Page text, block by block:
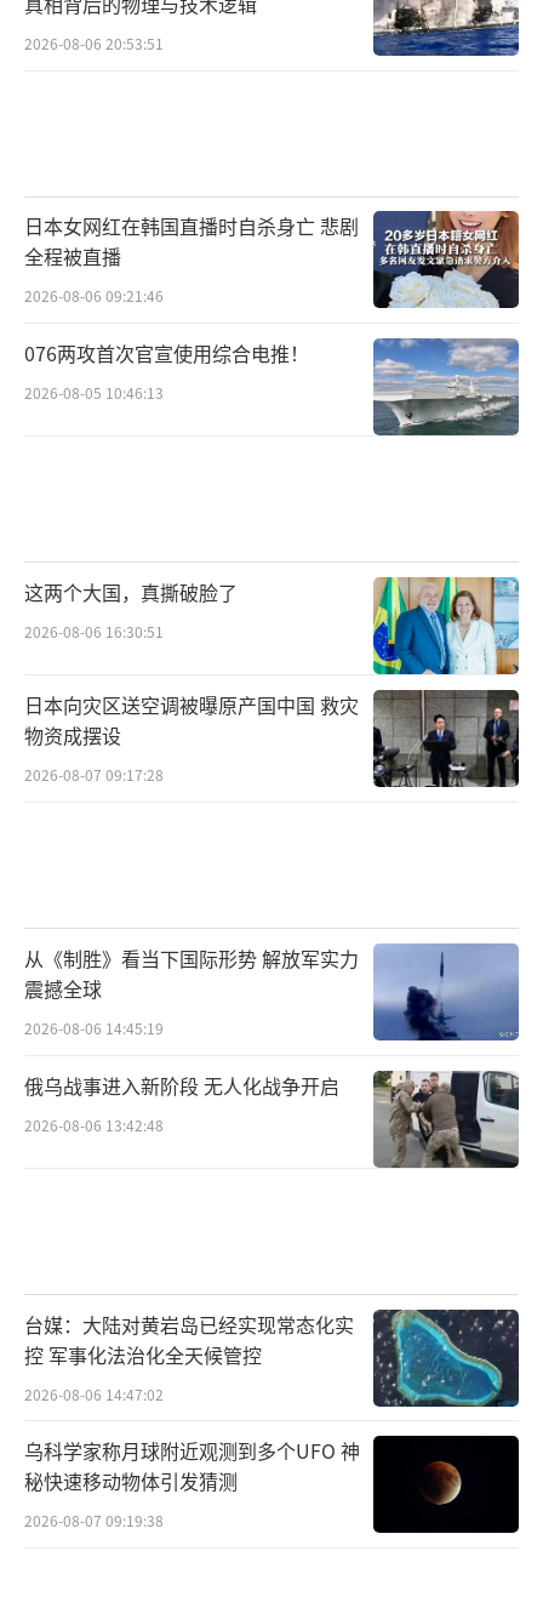
2026-08-06 20:53:51
日本女网红在韩国直播时自杀身亡 悲剧
全程被直播
2026-08-06 09:21:46
076两攻首次官宣使用综合电推！
2026-08-05 10:46:13
这两个大国，真撕破脸了
2026-08-06 16:30:51
日本向灾区送空调被曝原产国中国 救灾
物资成摆设
2026-08-07 09:17:28
从《制胜》看当下国际形势 解放军实力
震撼全球
2026-08-06 14:45:19
俄乌战事进入新阶段 无人化战争开启
2026-08-06 13:42:48
台媒：大陆对黄岩岛已经实现常态化实
控 军事化法治化全天候管控
2026-08-06 14:47:02
乌科学家称月球附近观测到多个UFO 神
秘快速移动物体引发猜测
2026-08-07 09:19:38